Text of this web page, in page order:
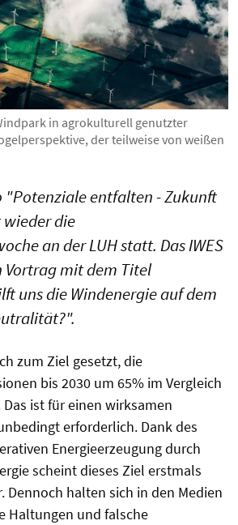
in agrokulturell genutzter
der teilweise von weißen
"Potenziale entfalten - Zukunft
die
an der LUH statt. Das IWES
mit dem Titel
uns die Windenergie auf dem
zum Ziel gesetzt, die
bis 2030 um 65% im Vergleich
ist für einen wirksamen
erforderlich. Dank des
Energieerzeugung durch
scheint dieses Ziel erstmals
Dennoch halten sich in den Medien
Haltungen und falsche